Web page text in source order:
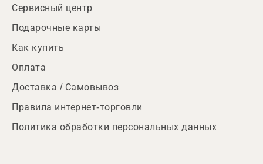
Сервисный центр
Подарочные карты
Как купить
Оплата
Доставка / Самовывоз
Правила интернет-торговли
Политика обработки персональных данных